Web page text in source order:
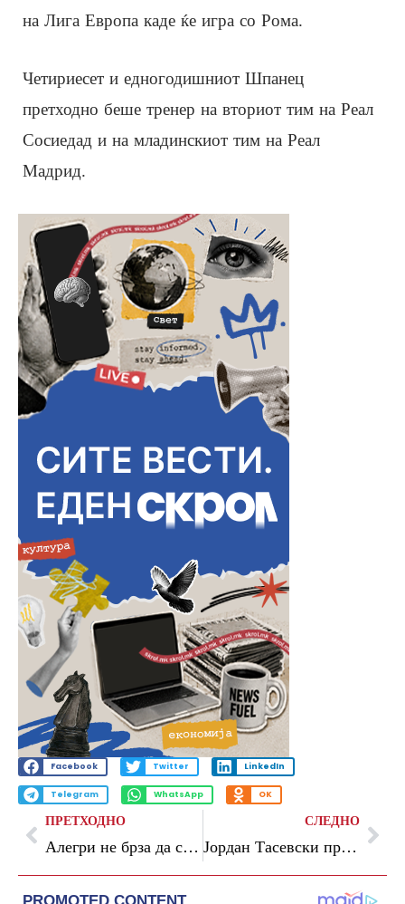
на Лига Европа каде ќе игра со Рома.
Четириесет и едногодишниот Шпанец
претходно беше тренер на вториот тим на Реал
Сосиедад и на младинскиот тим на Реал
Мадрид.
Facebook Twitter LinkedIn
Telegram WhatsApp OK
ПРЕТХОДНО
Алегри не брза да се радува на влегувањето на Јувентус во зоната на Лигата на шампионите
СЛЕДНО
Јордан Тасевски претседател на МССФ: Децата што тренираат стрелаштво, никогаш не би пукале во човек